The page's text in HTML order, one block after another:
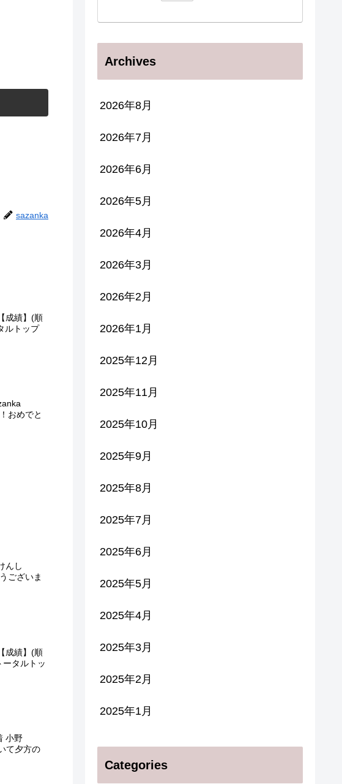
sazanka
成績】(順
ルトップ
おめでと
んし
ございま
成績】(順
タルトッ
小野
て夕方の
Archives
2026年8月
2026年7月
2026年6月
2026年5月
2026年4月
2026年3月
2026年2月
2026年1月
2025年12月
2025年11月
2025年10月
2025年9月
2025年8月
2025年7月
2025年6月
2025年5月
2025年4月
2025年3月
2025年2月
2025年1月
Categories